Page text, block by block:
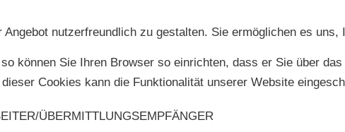
nutzerfreundlich zu gestalten. Sie ermöglichen es
können Sie Ihren Browser so einrichten, dass er Sie über
Cookies kann die Funktionalität unserer Website
ÜBERMITTLUNGSEMPFÄNGER